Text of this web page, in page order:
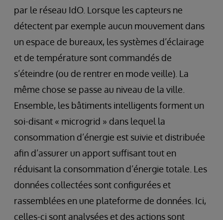
par le réseau IdO. Lorsque les capteurs ne
détectent par exemple aucun mouvement dans
un espace de bureaux, les systèmes d’éclairage
et de température sont commandés de
s’éteindre (ou de rentrer en mode veille). La
même chose se passe au niveau de la ville.
Ensemble, les bâtiments intelligents forment un
soi-disant « microgrid » dans lequel la
consommation d’énergie est suivie et distribuée
afin d’assurer un apport suffisant tout en
réduisant la consommation d’énergie totale. Les
données collectées sont configurées et
rassemblées en une plateforme de données. Ici,
celles-ci sont analysées et des actions sont